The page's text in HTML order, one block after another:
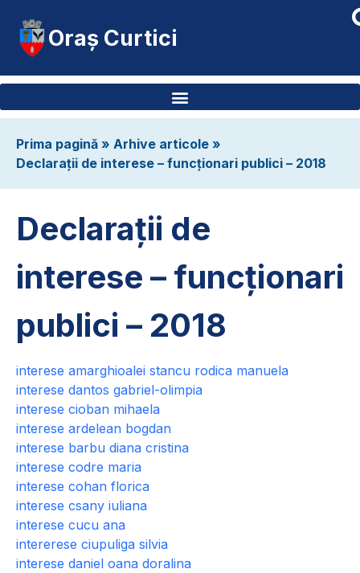
Oraș Curtici
Prima pagină » Arhive articole »
Declarații de interese – funcționari publici – 2018
Declarații de
interese – funcționari
publici – 2018
interese amarghioalei stancu rodica manuela
interese dantos gabriel-olimpia
interese cioban mihaela
interese ardelean bogdan
interese barbu diana cristina
interese codre maria
interese cohan florica
interese csany iuliana
interese cucu ana
intererese ciupuliga silvia
interese daniel oana doralina